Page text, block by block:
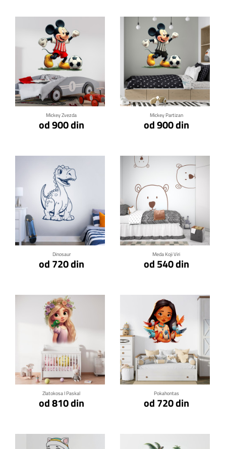
Mickey Zvezda
od 900 din
Klikni za detalje
Mickey Partizan
od 900 din
Klikni za detalje
Dinosaur
od 720 din
Klikni za detalje
Meda Koji Viri
od 540 din
Klikni za detalje
Zlatokosa I Paskal
od 810 din
Klikni za detalje
Pokahontas
od 720 din
Klikni za detalje